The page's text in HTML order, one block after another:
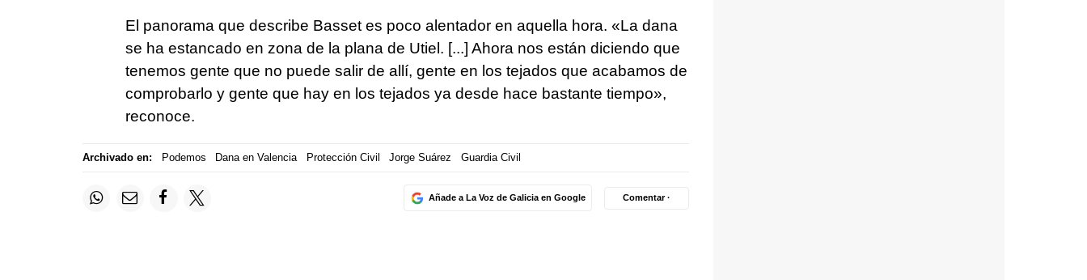
El panorama que describe Basset es poco alentador en aquella hora. «La dana
se ha estancado en zona de la plana de Utiel. [...] Ahora nos están diciendo que
tenemos gente que no puede salir de allí, gente en los tejados que acabamos de
comprobarlo y gente que hay en los tejados ya desde hace bastante tiempo»,
reconoce.
Archivado en: Podemos Dana en Valencia Protección Civil Jorge Suárez Guardia Civil
Añade a La Voz de Galicia en Google Comentar ·